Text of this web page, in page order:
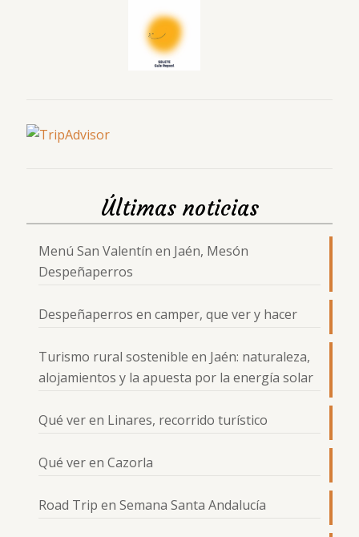
Últimas noticias
Menú San Valentín en Jaén, Mesón
Despeñaperros
Despeñaperros en camper, que ver y hacer
Turismo rural sostenible en Jaén: naturaleza,
alojamientos y la apuesta por la energía solar
Qué ver en Linares, recorrido turístico
Qué ver en Cazorla
Road Trip en Semana Santa Andalucía